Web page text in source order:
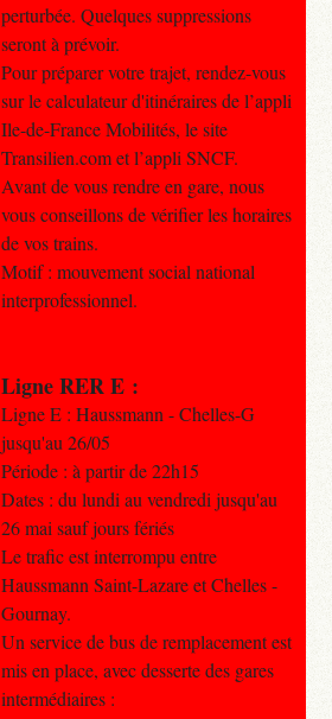
perturbée. Quelques suppressions
seront à prévoir.
Pour préparer votre trajet, rendez-vous
sur le calculateur d'itinéraires de l’appli
Ile-de-France Mobilités, le site
Transilien.com et l’appli SNCF.
Avant de vous rendre en gare, nous
vous conseillons de vérifier les horaires
de vos trains.
Motif : mouvement social national
interprofessionnel.
Ligne RER E :
Ligne E : Haussmann - Chelles-G
jusqu'au 26/05
Période : à partir de 22h15
Dates : du lundi au vendredi jusqu'au
26 mai sauf jours fériés
Le trafic est interrompu entre
Haussmann Saint-Lazare et Chelles -
Gournay.
Un service de bus de remplacement est
mis en place, avec desserte des gares
intermédiaires :